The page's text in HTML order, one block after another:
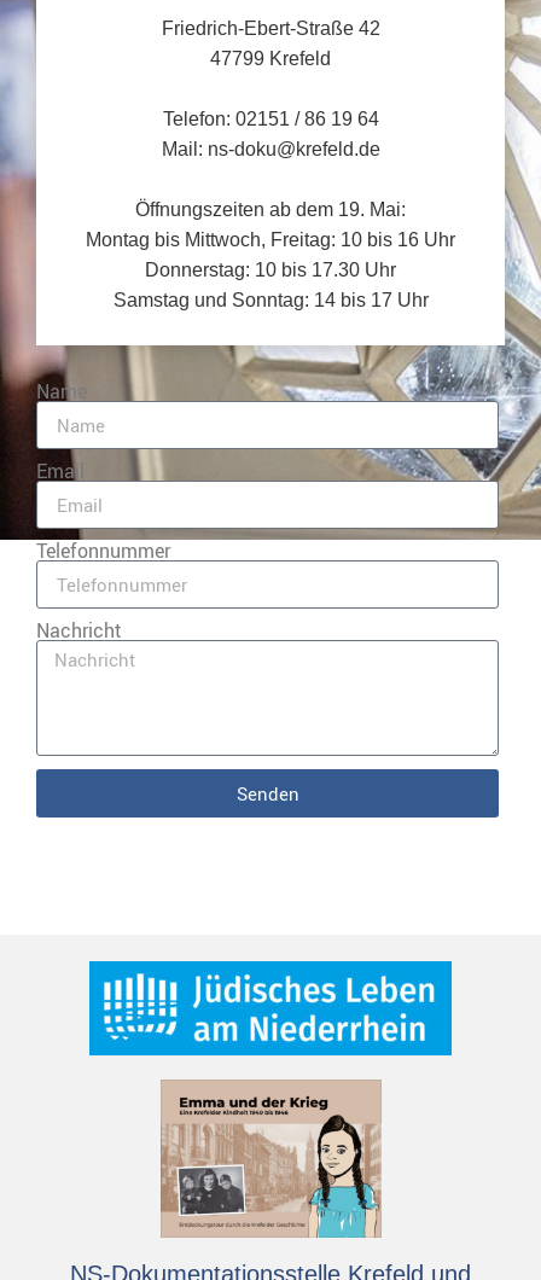
Friedrich-Ebert-Straße 42
47799 Krefeld
Telefon: 02151 / 86 19 64
Mail: ns-doku@krefeld.de
Öffnungszeiten ab dem 19. Mai:
Montag bis Mittwoch, Freitag: 10 bis 16 Uhr
Donnerstag: 10 bis 17.30 Uhr
Samstag und Sonntag: 14 bis 17 Uhr
Name
Email
Telefonnummer
Nachricht
Senden
NS-Dokumentationsstelle Krefeld und